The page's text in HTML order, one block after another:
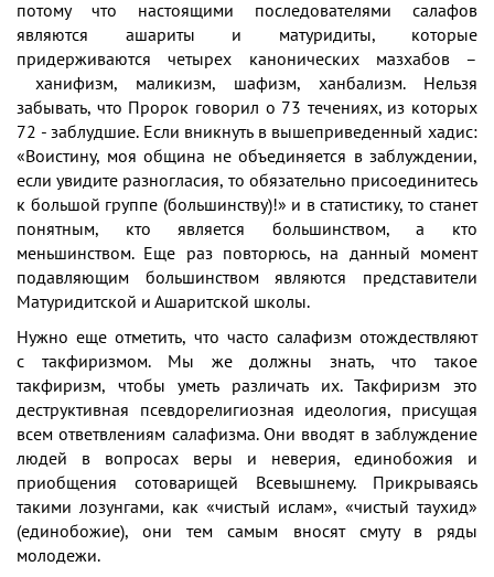
потому что настоящими последователями салафов
являются ашариты и матуридиты, которые
придерживаются четырех канонических мазхабов –
ханифизм, маликизм, шафизм, ханбализм. Нельзя
забывать, что Пророк говорил о 73 течениях, из которых
72 - заблудшие. Если вникнуть в вышеприведенный хадис:
«Воистину, моя община не объединяется в заблуждении,
если увидите разногласия, то обязательно присоединитесь
к большой группе (большинству)!» и в статистику, то станет
понятным, кто является большинством, а кто
меньшинством. Еще раз повторюсь, на данный момент
подавляющим большинством являются представители
Матуридитской и Ашаритской школы.
Нужно еще отметить, что часто салафизм отождествляют
с такфиризмом. Мы же должны знать, что такое
такфиризм, чтобы уметь различать их. Такфиризм это
деструктивная псевдорелигиозная идеология, присущая
всем ответвлениям салафизма. Они вводят в заблуждение
людей в вопросах веры и неверия, единобожия и
приобщения сотоварищей Всевышнему. Прикрываясь
такими лозунгами, как «чистый ислам», «чистый таухид»
(единобожие), они тем самым вносят смуту в ряды
молодежи.